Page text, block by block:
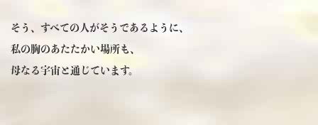
そう、すべての人がそうであるように、
私の胸のあたたかい場所も、
母なる宇宙と通じています。